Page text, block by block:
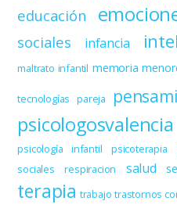
educación
sociales
infancia
maltrato infantil memoria
tecnologías pareja
psicologosvalencia
psicología infantil psicoterapia
sociales
respiracion salud
terapia trabajo trastornos